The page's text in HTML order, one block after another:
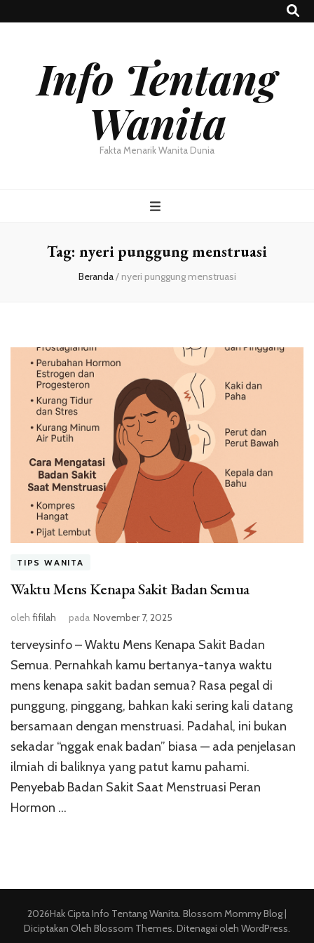
Info Tentang
Wanita
Fakta Menarik Wanita Dunia
Tag: nyeri punggung menstruasi
Beranda/ nyeri punggung menstruasi
TIPS WANITA
Waktu Mens Kenapa Sakit Badan Semua
oleh fifilah pada November 7, 2025
terveysinfo – Waktu Mens Kenapa Sakit Badan
Semua. Pernahkah kamu bertanya-tanya waktu
mens kenapa sakit badan semua? Rasa pegal di
punggung, pinggang, bahkan kaki sering kali datang
bersamaan dengan menstruasi. Padahal, ini bukan
sekadar “nggak enak badan” biasa — ada penjelasan
ilmiah di baliknya yang patut kamu pahami.
Penyebab Badan Sakit Saat Menstruasi Peran
Hormon …
2026Hak CiptaInfo Tentang Wanita. Blossom Mommy Blog |
Diciptakan Oleh Blossom Themes. Ditenagai oleh WordPress.